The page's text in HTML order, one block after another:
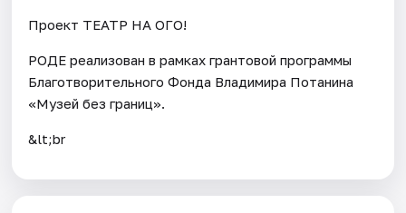
Проект ТЕАТР НА ОГО!
РОДЕ реализован в рамках грантовой программы
Благотворительного Фонда Владимира Потанина
«Музей без границ».
&lt;br